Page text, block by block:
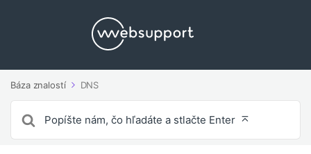
Báza znalostí DNS
pre